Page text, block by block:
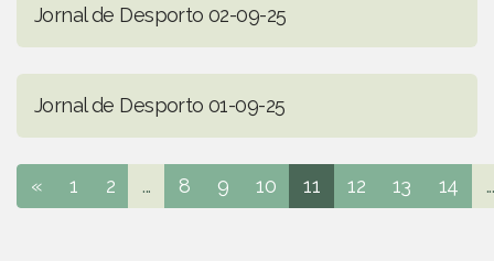
Jornal de Desporto 02-09-25
Jornal de Desporto 01-09-25
« 1 2 ... 8 9 10 11 12 13 14 ...